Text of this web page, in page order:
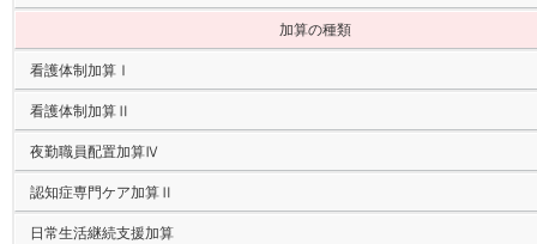
加算の種類
看護体制加算Ⅰ
看護体制加算Ⅱ
夜勤職員配置加算Ⅳ
認知症専門ケア加算Ⅱ
日常生活継続支援加算